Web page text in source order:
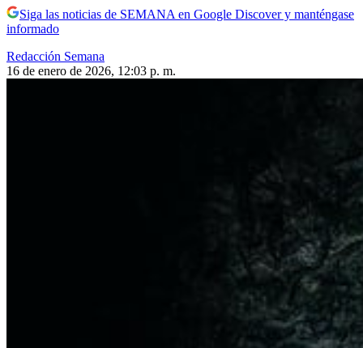
Siga las noticias de SEMANA en Google Discover y manténgase
informado
Redacción Semana
16 de enero de 2026, 12:03 p. m.